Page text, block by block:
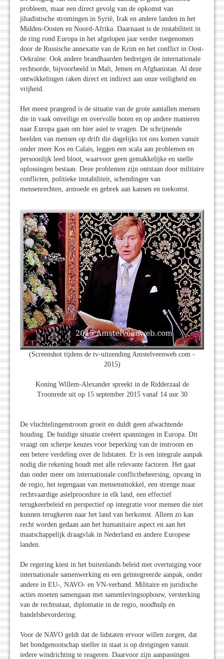
probleem, maar een direct gevolg van de opkomst van
jihadistische stromingen in Syrië, Irak en andere landen in het
Midden-Oosten en Noord-Afrika. Daarnaast is de instabiliteit in
de ring rond Europa in het afgelopen jaar verder toegenomen
door de Russische annexatie van de Krim en het conflict in Oost-
Oekraïne. Ook andere brandhaarden bedreigen de internationale
rechtsorde, bijvoorbeeld in Mali, Jemen en Afghanistan. Al deze
ontwikkelingen raken direct en indirect aan onze veiligheid en
vrijheid.
Het meest prangend is de situatie van de grote aantallen mensen
die in vaak onveilige en overvolle boten en op andere manieren
naar Europa gaan om hier asiel te vragen. De schrijnende
beelden van mensen op drift die dagelijks tot ons komen vanuit
onder meer Kos en Calais, leggen een scala aan problemen en
persoonlijk leed bloot, waarvoor geen gemakkelijke en snelle
oplossingen bestaan. Deze problemen zijn ontstaan door militaire
conflicten, politieke instabiliteit, schendingen van
mensenrechten, armoede en gebrek aan kansen en toekomst.
(Screenshot tijdens de tv-uitzending Amstelveenweb.com -
2015)
Koning Willem-Alexander spreekt in de Ridderzaal de
Troonrede uit op 15 september 2015 vanaf 14 uur 30
De vluchtelingenstroom groeit en duldt geen afwachtende
houding. De huidige situatie creëert spanningen in Europa. Dit
vraagt om scherpe keuzes voor beperking van de instroom en
een betere verdeling over de lidstaten. Er is een integrale aanpak
nodig die rekening houdt met alle relevante factoren. Het gaat
dan onder meer om internationale conflictbeheersing, opvang in
de regio, het tegengaan van mensensmokkel, een strenge maar
rechtvaardige asielprocedure in elk land, een effectief
terugkeerbeleid en perspectief op integratie voor mensen die niet
kunnen terugkeren naar het land van herkomst. Alleen zo kan
recht worden gedaan aan het humanitaire aspect en aan het
maatschappelijk draagvlak in Nederland en andere Europese
landen.
De regering kiest in het buitenlands beleid met overtuiging voor
internationale samenwerking en een geïntegreerde aanpak, onder
andere in EU-, NAVO- en VN-verband. Militaire en juridische
acties moeten samengaan met samenlevingsopbouw, versterking
van de rechtsstaat, diplomatie in de regio, noodhulp en
handelsbevordering.
Voor de NAVO geldt dat de lidstaten ervoor willen zorgen, dat
het bondgenootschap sneller in staat is op dreigingen vanuit
iedere windrichting te reageren. Daarvoor zijn aanpassingen